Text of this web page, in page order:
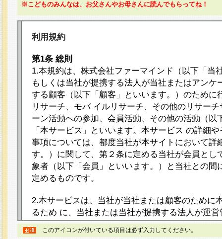
※こどものみんなは、お父さんやお母さんに読んでもらってね！
利用規約
第1条 総則
1.本規約は、株式会社ファーマインド（以下「当
もしくは当社が提携する法人が当社またはアンケ
する顧客（以下「顧客」といいます。）のために
リサーチ、モバ イルリサーチ、その他のリサー
ーン活動への参加、会員活動、その他の活動（以
「本サービス」といいます。本サービス の詳細
事項については、都度当社が本サイトにおいて詳
す。）に関して、第２条に定める当社が会員とし
象者（以下「会員」といいます。）と当社との間
定めるものです。
2.本サービスは、当社が当社または顧客のために
るため に、当社または当社が提携する法人が運
ト（以下「本サイト」といいます。）上に本サー
ージを設け、会員がアンケー ト調査に回答する
このアイコンが付いている項目は必ず入力してください。